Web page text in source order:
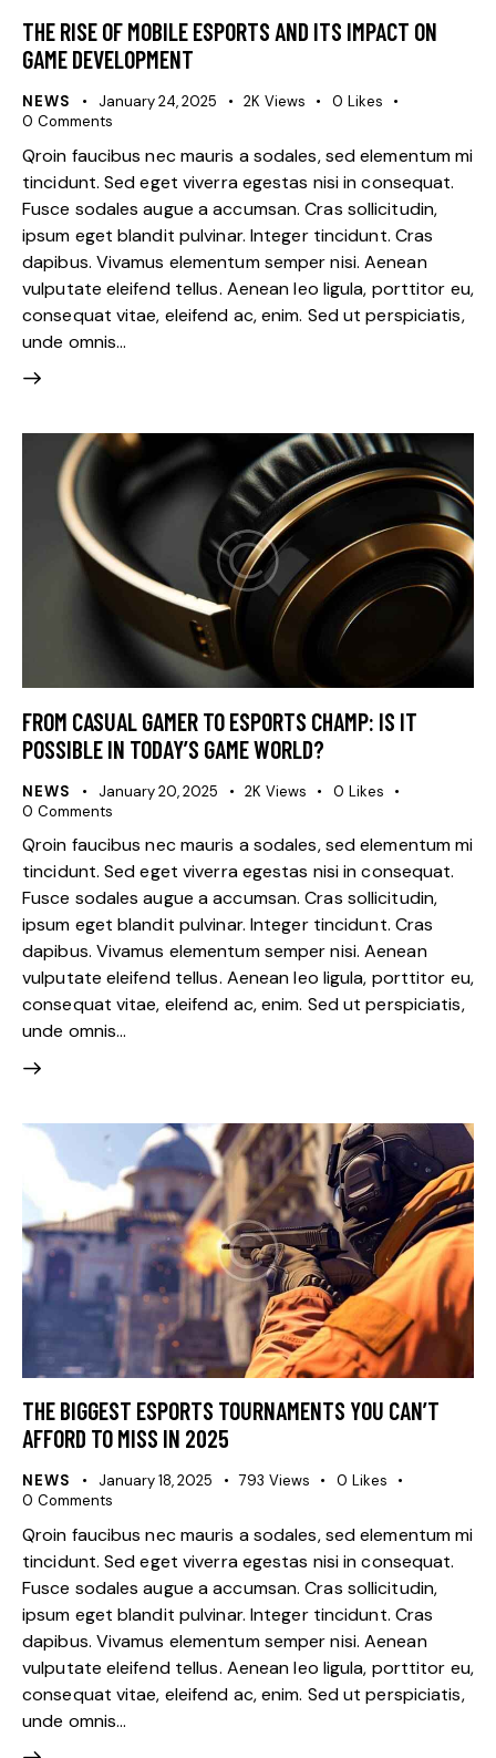
THE RISE OF MOBILE ESPORTS AND ITS IMPACT ON
GAME DEVELOPMENT
NEWS January 24, 2025 2K Views 0 Likes
0 Comments
Qroin faucibus nec mauris a sodales, sed elementum mi
tincidunt. Sed eget viverra egestas nisi in consequat.
Fusce sodales augue a accumsan. Cras sollicitudin,
ipsum eget blandit pulvinar. Integer tincidunt. Cras
dapibus. Vivamus elementum semper nisi. Aenean
vulputate eleifend tellus. Aenean leo ligula, porttitor eu,
consequat vitae, eleifend ac, enim. Sed ut perspiciatis,
unde omnis…
FROM CASUAL GAMER TO ESPORTS CHAMP: IS IT
POSSIBLE IN TODAY’S GAME WORLD?
NEWS January 20, 2025 2K Views 0 Likes
0 Comments
Qroin faucibus nec mauris a sodales, sed elementum mi
tincidunt. Sed eget viverra egestas nisi in consequat.
Fusce sodales augue a accumsan. Cras sollicitudin,
ipsum eget blandit pulvinar. Integer tincidunt. Cras
dapibus. Vivamus elementum semper nisi. Aenean
vulputate eleifend tellus. Aenean leo ligula, porttitor eu,
consequat vitae, eleifend ac, enim. Sed ut perspiciatis,
unde omnis…
THE BIGGEST ESPORTS TOURNAMENTS YOU CAN’T
AFFORD TO MISS IN 2025
NEWS January 18, 2025 793 Views 0 Likes
0 Comments
Qroin faucibus nec mauris a sodales, sed elementum mi
tincidunt. Sed eget viverra egestas nisi in consequat.
Fusce sodales augue a accumsan. Cras sollicitudin,
ipsum eget blandit pulvinar. Integer tincidunt. Cras
dapibus. Vivamus elementum semper nisi. Aenean
vulputate eleifend tellus. Aenean leo ligula, porttitor eu,
consequat vitae, eleifend ac, enim. Sed ut perspiciatis,
unde omnis…